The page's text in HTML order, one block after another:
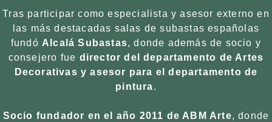
Tras participar como especialista y asesor externo en
las más destacadas salas de subastas españolas
fundó Alcalá Subastas, donde además de socio y
consejero fue director del departamento de Artes
Decorativas y asesor para el departamento de
pintura.
Socio fundador en el año 2011 de ABM Arte, donde